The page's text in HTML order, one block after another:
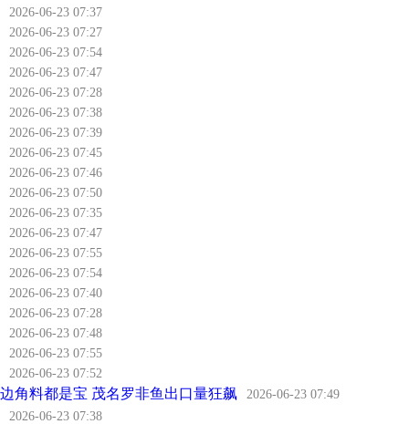
2026-06-23 07:37
2026-06-23 07:27
2026-06-23 07:54
2026-06-23 07:47
2026-06-23 07:28
2026-06-23 07:38
2026-06-23 07:39
2026-06-23 07:45
2026-06-23 07:46
2026-06-23 07:50
2026-06-23 07:35
2026-06-23 07:47
2026-06-23 07:55
2026-06-23 07:54
2026-06-23 07:40
2026-06-23 07:28
2026-06-23 07:48
2026-06-23 07:55
2026-06-23 07:52
边角料都是宝 茂名罗非鱼出口量狂飙
2026-06-23 07:49
2026-06-23 07:38